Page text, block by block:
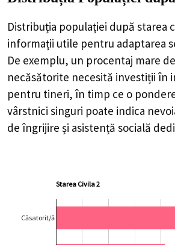
Distribuția populației după starea
informații utile pentru adaptarea
De exemplu, un procentaj mare
necăsătorite necesită investiții în
pentru tineri, în timp ce o
vârstnici singuri poate indica
de îngrijire și asistență socială
Starea Civila 2
Căsatorit/ă